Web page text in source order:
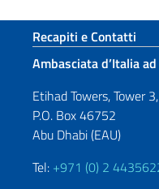
Sezione
Recapiti e Contatti
Ambasciata d’Italia
Etihad Towers, Tower
P.O. Box 46752
Abu Dhabi (EAU)
Tel: +971 (0) 2